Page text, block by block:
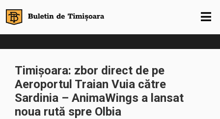
Timișoara: zbor direct de pe
Aeroportul Traian Vuia către
Sardinia – AnimaWings a lansat
noua rută spre Olbia